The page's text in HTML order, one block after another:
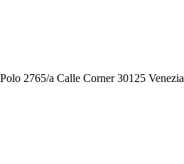
2765/a Calle Corner 30125 Venezia